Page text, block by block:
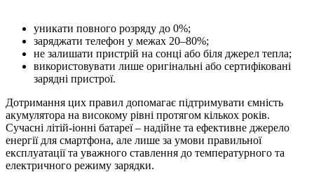
уникати повного розряду до 0%;
заряджати телефон у межах 20–80%;
не залишати пристрій на сонці або біля джерел тепла;
використовувати лише оригінальні або сертифіковані
зарядні пристрої.
Дотримання цих правил допомагає підтримувати ємність
акумулятора на високому рівні протягом кількох років.
Сучасні літій-іонні батареї – надійне та ефективне джерело
енергії для смартфона, але лише за умови правильної
експлуатації та уважного ставлення до температурного та
електричного режиму зарядки.